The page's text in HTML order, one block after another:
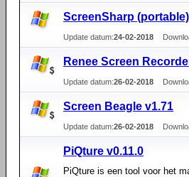
ScreenSharp
Update datum:24-02-2018
Renee Screen
Update datum:26-02-2018
Screen Beagle v1.71
Update datum:26-02-2018
PiQture v0.11.0
PiQture is een tool voor het